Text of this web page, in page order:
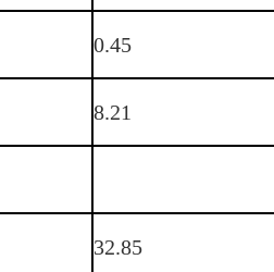
0.45
8.21
32.85